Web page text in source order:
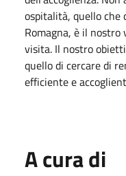
ospitalità, quello
Romagna, è il
visita. Il nostro
quello di cercare di
efficiente e
A cura di